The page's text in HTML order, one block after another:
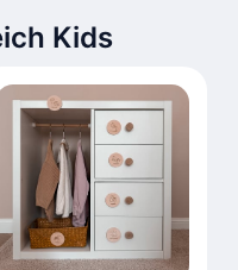
Kids